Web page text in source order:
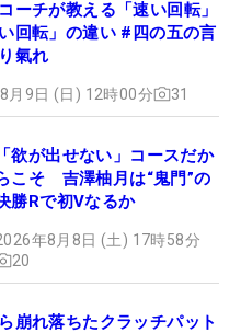
ーチが教える「速い回転」
回転」の違い #四の五の言
氣れ
月9日 (日) 12時00分 31
「欲が出せない」コースだか
こそ 吉澤柚月は“鬼門”の
勝Rで初Vなるか
年8月8日 (土) 17時58分
20
崩れ落ちたクラッチパット